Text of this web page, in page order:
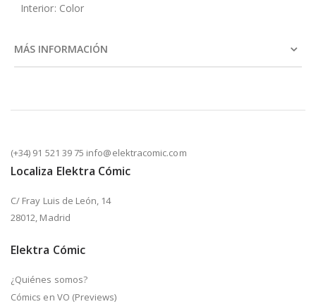
Interior: Color
MÁS INFORMACIÓN
(+34) 91 521 39 75 info@elektracomic.com
Localiza Elektra Cómic
C/ Fray Luis de León, 14
28012, Madrid
Elektra Cómic
¿Quiénes somos?
Cómics en VO (Previews)